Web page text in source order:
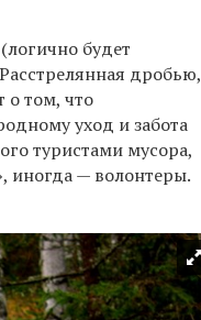
будет
дробью,
о том, что
уход и забота
туристами мусора,
иногда — волонтеры.